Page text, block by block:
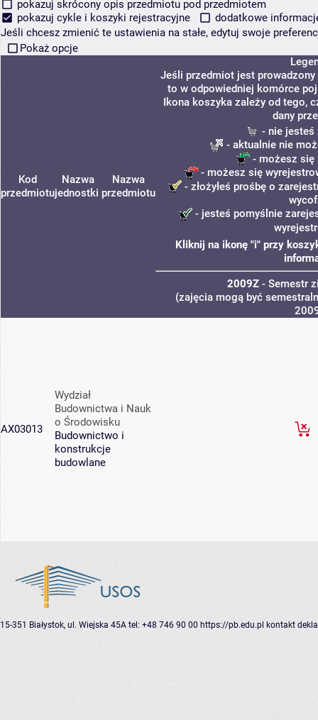
pokazuj skrócony opis przedmiotu pod przedmiotem
pokazuj cykle i koszyki rejestracyjne
dodatkowe
Jeśli chcesz zmienić te ustawienia na stałe, edytuj swoje
Pokaż opcje
Kod
przedmiotu
Nazwa
jednostki
Nazwa
przedmiotu
Jeśli przedmiot jest
to w odpowiedniej komórce
Ikona koszyka zależy od tego,
dany
- nie jesteś
- aktualnie nie
- możesz się
- możesz się
- złożyłeś prośbę o
- jesteś pomyślnie
Kliknij na ikonę "i" przy
2009Z - Semestr
(zajęcia mogą być
AX03013
Wydział
Budownictwa i Nauk
o Środowisku
Budownictwo i
konstrukcje
budowlane
15-351 Białystok, ul. Wiejska 45A tel: +48 746 90 00 https://pb.edu.pl kontakt